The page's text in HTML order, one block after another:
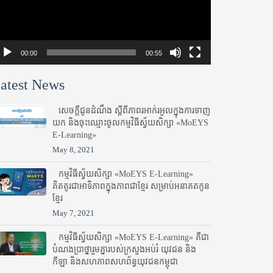
00:00 00:55
News
សេចក្តីជូនដំណឹង ស្តី​ពីភាព​រអាក់រអួល​ក្នុងការ​ទាញ​
យក និង​ចុះ​ឈ្មោះ​ចូល​កម្មវិធី​ស្វ័យសិក្សា «MoEYS
E-Learning»
May 8, 2021
កម្មវិធីស្វ័យសិក្សា «MoEYS E-Learning»
គិតគូរជាអាទិភាពក្នុងភាពជាខ្មែរ សម្រាប់អនាគតកូន
ខ្មែរ
May 7, 2021
កម្មវិធីស្វ័យសិក្សា «MoEYS E-Learning» គឺជា
បំណងប្រាថ្នារួមគ្នារបស់ក្រសួងអប់រំ​ យុវជន និង
កីឡា និងសហភាពសហព័ន្ធយុវជនកម្ពុជា